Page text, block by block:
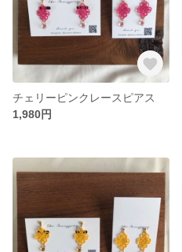
チェリーピンクレースピアス
1,980円